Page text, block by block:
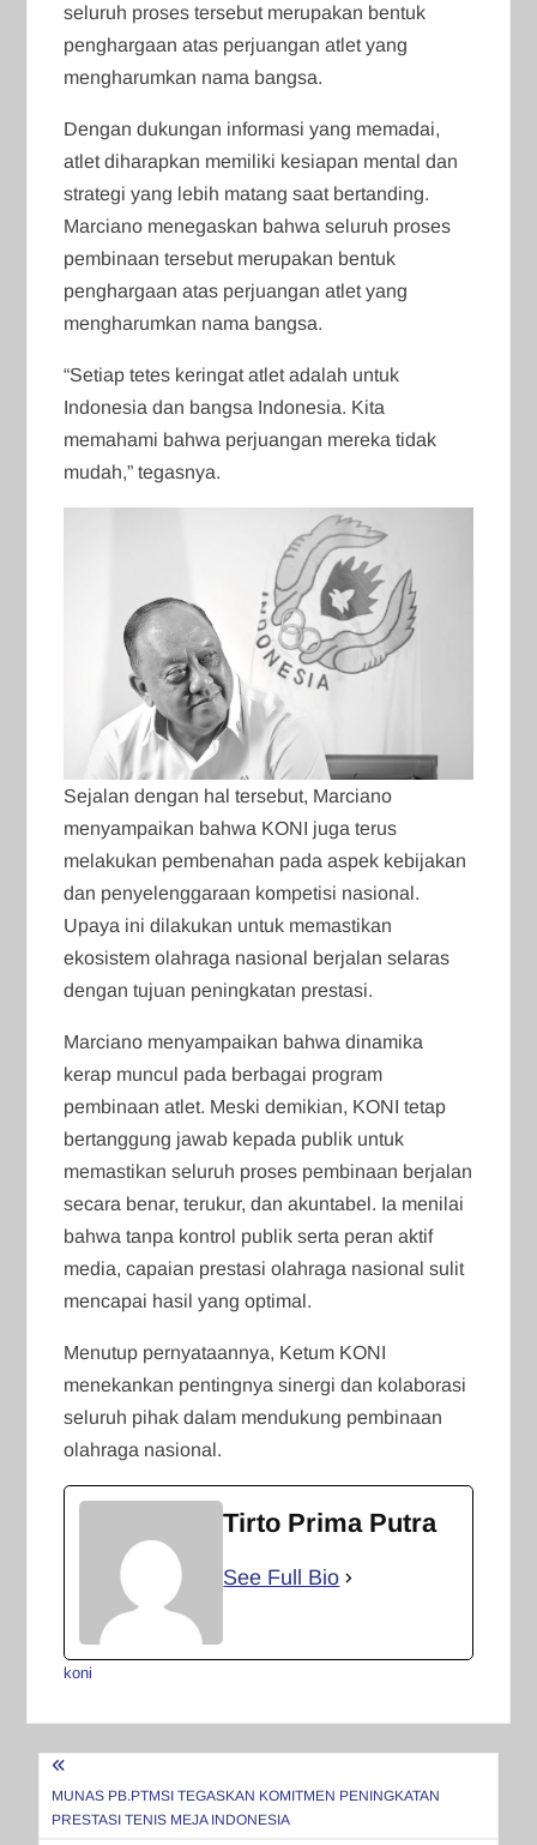
seluruh proses tersebut merupakan bentuk
penghargaan atas perjuangan atlet yang
mengharumkan nama bangsa.
Dengan dukungan informasi yang memadai,
atlet diharapkan memiliki kesiapan mental dan
strategi yang lebih matang saat bertanding.
Marciano menegaskan bahwa seluruh proses
pembinaan tersebut merupakan bentuk
penghargaan atas perjuangan atlet yang
mengharumkan nama bangsa.
“Setiap tetes keringat atlet adalah untuk
Indonesia dan bangsa Indonesia. Kita
memahami bahwa perjuangan mereka tidak
mudah,” tegasnya.
Sejalan dengan hal tersebut, Marciano
menyampaikan bahwa KONI juga terus
melakukan pembenahan pada aspek kebijakan
dan penyelenggaraan kompetisi nasional.
Upaya ini dilakukan untuk memastikan
ekosistem olahraga nasional berjalan selaras
dengan tujuan peningkatan prestasi.
Marciano menyampaikan bahwa dinamika
kerap muncul pada berbagai program
pembinaan atlet. Meski demikian, KONI tetap
bertanggung jawab kepada publik untuk
memastikan seluruh proses pembinaan berjalan
secara benar, terukur, dan akuntabel. Ia menilai
bahwa tanpa kontrol publik serta peran aktif
media, capaian prestasi olahraga nasional sulit
mencapai hasil yang optimal.
Menutup pernyataannya, Ketum KONI
menekankan pentingnya sinergi dan kolaborasi
seluruh pihak dalam mendukung pembinaan
olahraga nasional.
Tirto Prima Putra
See Full Bio
koni
Navigasi
pos
MUNAS PB.PTMSI TEGASKAN KOMITMEN PENINGKATAN
PRESTASI TENIS MEJA INDONESIA